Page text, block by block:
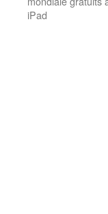
iPad